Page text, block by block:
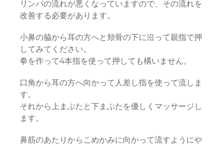
リンパの流れが悪くなっていますので、その流れを
改善する必要があります。
小鼻の脇から耳の方へと頬骨の下に沿って親指で押
してみてください。
拳を作って4本指を使って押しても構いません。
口角から耳の方へ向かって人差し指を使って流しま
す。
それから上まぶたと下まぶたを優しくマッサージし
ます。
鼻筋のあたりからこめかみに向かって流すようにや